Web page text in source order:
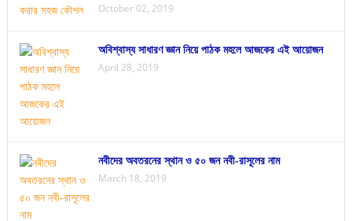
October 02, 2019
অবিশ্বাস্য সাধারণ জ্ঞান নিয়ে পাঠক মহলে আজকের এই আয়োজন
April 28, 2019
নবীদের অবতরনের স্থান ও ৫০ জন নবী-রাসূলের নাম
March 18, 2019